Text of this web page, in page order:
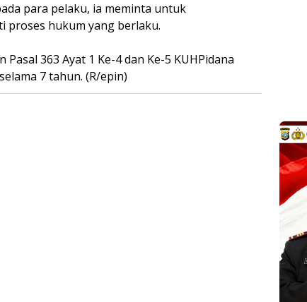
para pelaku, ia meminta untuk
proses hukum yang berlaku.
363 Ayat 1 Ke-4 dan Ke-5 KUHPidana
7 tahun. (R/epin)